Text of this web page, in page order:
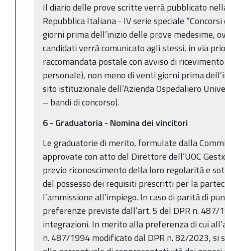
Il diario delle prove scritte verrà pubblicato
Repubblica Italiana - IV serie speciale
giorni prima dell’inizio delle prove medesime,
candidati verrà comunicato agli stessi, in via
raccomandata postale con avviso di
personale), non meno di venti giorni prima
sito istituzionale dell’Azienda Ospedaliero
– bandi di concorso).
6 - Graduatoria - Nomina dei vincitori
Le graduatorie di merito, formulate dalla
approvate con atto del Direttore dell’UOC
previo riconoscimento della loro regolarità e
del possesso dei requisiti prescritti per la
l’ammissione all’impiego. In caso di parità di
preferenze previste dall’art. 5 del DPR n. 487/
integrazioni. In merito alla preferenza di cui
n. 487/1994 modificato dal DPR n. 82/2023, si